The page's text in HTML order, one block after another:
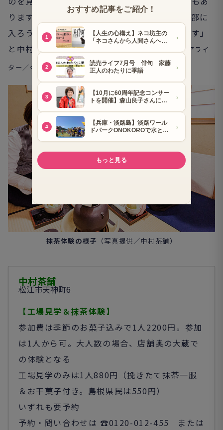
ります。抹茶体験で茶道に興味を持ち、『茶道部に
入ろうかな』と言ってくださるお子さんもいます」
と中村さんはうれしそうに話していた。
（エリアライ
ター／今井順子）
抹茶体験の様子 （写真提供／中村茶舗）
中村茶舗
松江市天神町6
【工場見学＆抹茶体験】
参加費は季節のお菓子込みで1 人 2200円。参加
は1 人から可。大人数の場合、店舗奥の大蔵で
の体験となる
工場見学のみは1 人880円（挽きたて抹茶一服
＆お干菓子付き。島根県民は550円）
いずれも要予約
予約・問い合わせは ☎︎0120-012-455
または